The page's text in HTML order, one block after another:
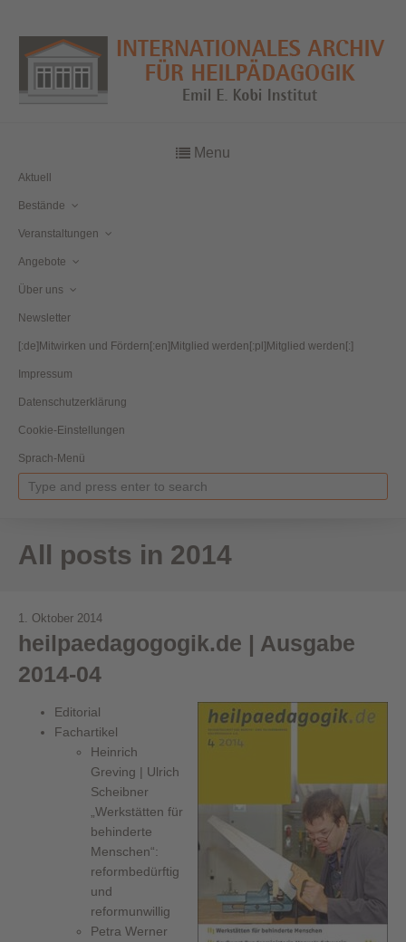
Menu
Aktuell
Bestände
Veranstaltungen
Angebote
Über uns
Newsletter
[:de]Mitwirken und Fördern[:en]Mitglied werden[:pl]Mitglied werden[:]
Impressum
Datenschutzerklärung
Cookie-Einstellungen
Sprach-Menü
All posts in 2014
1. Oktober 2014
heilpaedagogogik.de | Ausgabe
2014-04
Editorial
Fachartikel
Heinrich
Greving | Ulrich
Scheibner
„Werkstätten für
behinderte
Menschen“:
reformbedürftig
und
reformunwillig
Petra Werner